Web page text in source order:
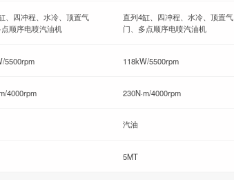
、四冲程、水冷、顶置气
顺序电喷汽油机
直列4缸、四冲程、水冷、顶置气
门、多点顺序电喷汽油机
5500rpm 118kW/5500rpm
4000rpm 230N·m/4000rpm
汽油
5MT